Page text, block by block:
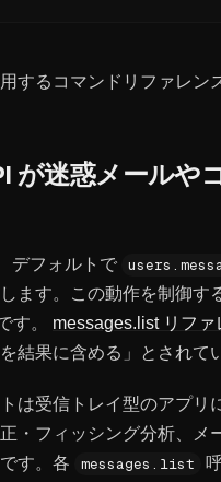
するコマンドリファレン
が迷惑メールや
デフォルトで
ます。この動作を制御す
す。 messages.list リファ
結果に含める」とされて
は受信トレイ型のアプ
・フィッシング分析、メ
す。各
messages.list